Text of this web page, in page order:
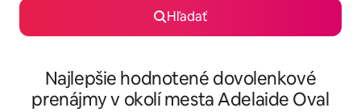
Hľadať
Najlepšie hodnotené dovolenkové
prenájmy v okolí mesta Adelaide Oval